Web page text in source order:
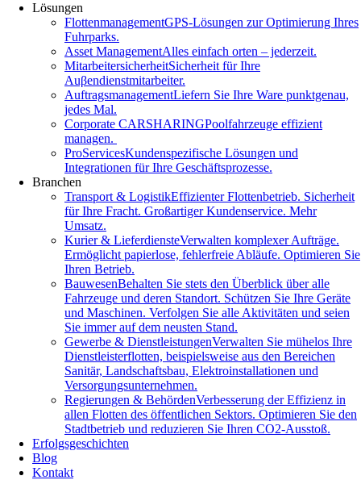
Lösungen
FlottenmanagementGPS-Lösungen zur Optimierung Ihres
Fuhrparks.
Asset ManagementAlles einfach orten – jederzeit.
MitarbeitersicherheitSicherheit für Ihre
Auβendienstmitarbeiter.
AuftragsmanagementLiefern Sie Ihre Ware punktgenau,
jedes Mal.
Corporate CARSHARINGPoolfahrzeuge effizient
managen.
ProServicesKundenspezifische Lösungen und
Integrationen für Ihre Geschäftsprozesse.
Branchen
Transport & LogistikEffizienter Flottenbetrieb. Sicherheit
für Ihre Fracht. Großartiger Kundenservice. Mehr
Umsatz.
Kurier & LieferdiensteVerwalten komplexer Aufträge.
Ermöglicht papierlose, fehlerfreie Abläufe. Optimieren Sie
Ihren Betrieb.
BauwesenBehalten Sie stets den Überblick über alle
Fahrzeuge und deren Standort. Schützen Sie Ihre Geräte
und Maschinen. Verfolgen Sie alle Aktivitäten und seien
Sie immer auf dem neusten Stand.
Gewerbe & DienstleistungenVerwalten Sie mühelos Ihre
Dienstleisterflotten, beispielsweise aus den Bereichen
Sanitär, Landschaftsbau, Elektroinstallationen und
Versorgungsunternehmen.
Regierungen & BehördenVerbesserung der Effizienz in
allen Flotten des öffentlichen Sektors. Optimieren Sie den
Stadtbetrieb und reduzieren Sie Ihren CO2-Ausstoß.
Erfolgsgeschichten
Blog
Kontakt